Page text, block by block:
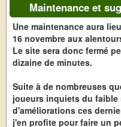
Maintenance et
Une maintenance aura
16 novembre aux
Le site sera donc fermé
dizaine de minutes.
Suite à de nombreuses
joueurs inquiets du faible
d'améliorations ces
j'en profite pour faire un